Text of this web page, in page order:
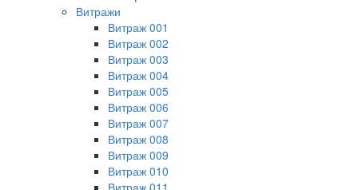
Витражи
Витраж 001
Витраж 002
Витраж 003
Витраж 004
Витраж 005
Витраж 006
Витраж 007
Витраж 008
Витраж 009
Витраж 010